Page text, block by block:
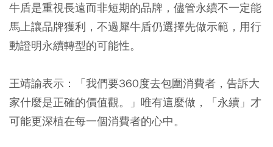
牛盾是重視長遠而非短期的品牌，儘管永續不一定能
馬上讓品牌獲利，不過犀牛盾仍選擇先做示範，用行
動證明永續轉型的可能性。
王靖諭表示：「我們要360度去包圍消費者，告訴大
家什麼是正確的價值觀。」唯有這麼做，「永續」才
可能更深植在每一個消費者的心中。